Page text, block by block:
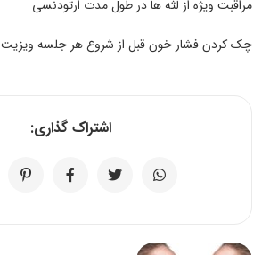
مراقبت ویژه از لثه ها در طول مدت ارتودنسی
چک کردن فشار خون قبل از شروع هر جلسه ویزیت
اشتراک گذاری: